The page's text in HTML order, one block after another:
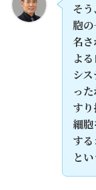
そ
胞
名
よ
シ
っ
す
細
す
とい